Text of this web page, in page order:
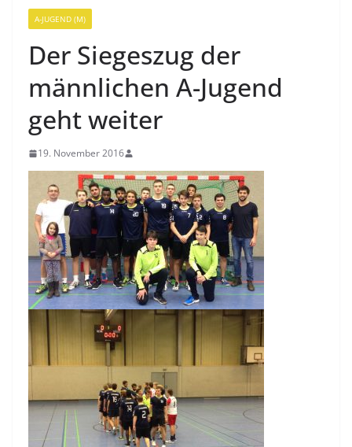
A-JUGEND (M)
Der Siegeszug der
männlichen A-Jugend
geht weiter
19. November 2016